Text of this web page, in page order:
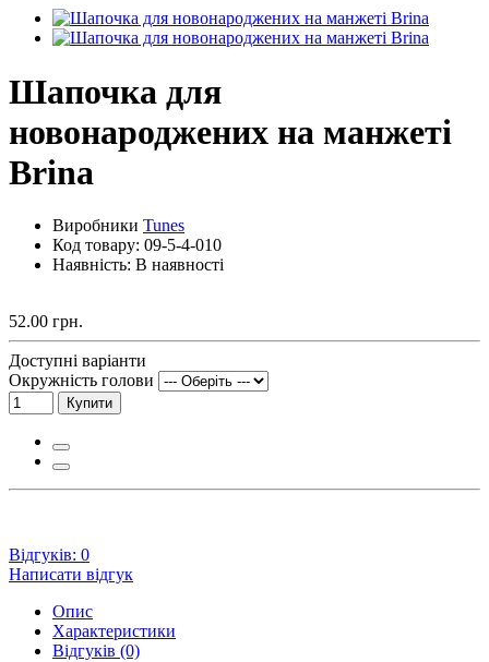
Шапочка для
новонароджених на манжеті
Brina
Виробники Tunes
Код товару: 09-5-4-010
Наявність: В наявності
52.00 грн.
Доступні варіанти
Окружність голови
Купити
Відгуків: 0
Написати відгук
Опис
Характеристики
Відгуків (0)